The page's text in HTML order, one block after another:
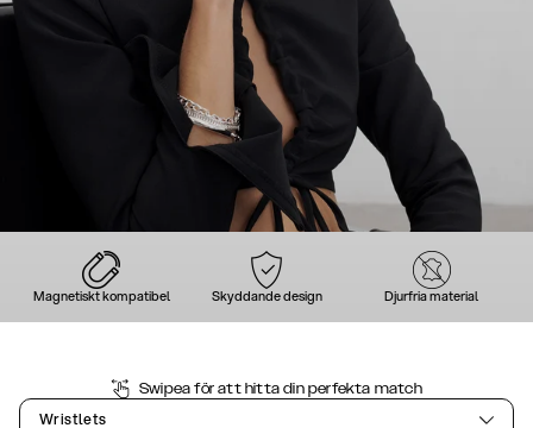
Magnetiskt kompatibel Skyddande design Djurfria material
Swipea för att hitta din perfekta match
Wristlets